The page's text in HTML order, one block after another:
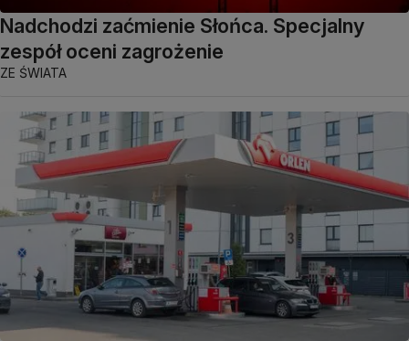
Nadchodzi zaćmienie Słońca. Specjalny
zespół oceni zagrożenie
ZE ŚWIATA